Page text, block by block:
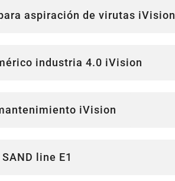
aspiración de virutas iVision
industria 4.0 iVision
iVision
line E1